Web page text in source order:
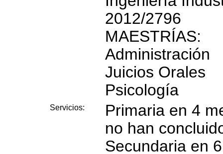
2012/2796
MAESTRÍAS:
Administración
Juicios Orales
Psicología
Servicios:
Primaria en 4
no han
Secundaria en